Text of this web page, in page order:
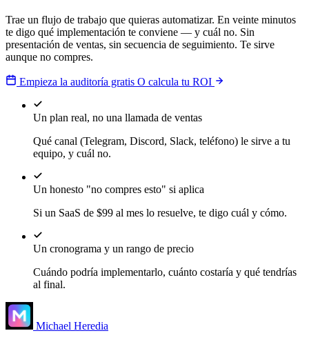
Trae un flujo de trabajo que quieras automatizar. En veinte minutos
te digo qué implementación te conviene — y cuál no. Sin
presentación de ventas, sin secuencia de seguimiento. Te sirve
aunque no compres.
Empieza la auditoría gratis O calcula tu ROI
Un plan real, no una llamada de ventas
Qué canal (Telegram, Discord, Slack, teléfono) le sirve a tu
equipo, y cuál no.
Un honesto "no compres esto" si aplica
Si un SaaS de $99 al mes lo resuelve, te digo cuál y cómo.
Un cronograma y un rango de precio
Cuándo podría implementarlo, cuánto costaría y qué tendrías
al final.
Michael Heredia